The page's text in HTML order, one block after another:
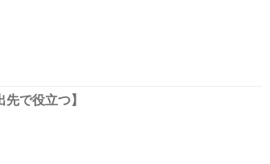
で役立つ】